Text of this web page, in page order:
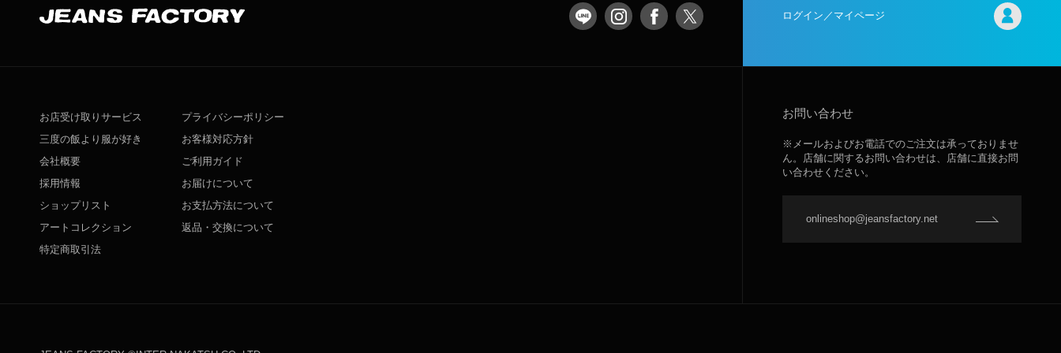
ログイン／マイページ
お店受け取りサービス
三度の飯より服が好き
会社概要
採用情報
ショップリスト
アートコレクション
特定商取引法
プライバシーポリシー
お客様対応方針
ご利用ガイド
お届けについて
お支払方法について
返品・交換について
お問い合わせ
※メールおよびお電話でのご注文は承っておりませ
ん。店舗に関するお問い合わせは、店舗に直接お問
い合わせください。
onlineshop@jeansfactory.net